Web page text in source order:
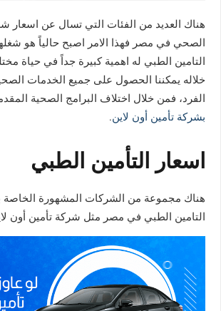
هناك العديد من الفئات التي تسال عن اسعار
الصحي في مصر فهذا الامر اصبح حالياً هو
التامين الطبي له اهمية كبيرة جداً في حياة
خلاله يمكننا الحصول على جميع الخدمات
الفرد، فمن خلال اختلاف البرامج الصحية
بشركة تأمين أون لاين.
اسعار التأمين الطبي
هناك مجموعة من الشركات المشهورة الخاصة
التامين الطبي في مصر مثل شركة تأمين أون